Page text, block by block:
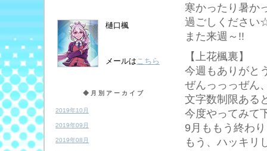
樋口楓
メールはこちら
◆月別アーカイブ
2019年10月
2019年09月
2019年08月
寒かったり暑か
過ごしください
また来週～!!
【上花楓裏】
今週もありがと
ぜんっっっぜん
文字数制限ある
今度やってみて
9月ももう終わ
もう、ハッキリ